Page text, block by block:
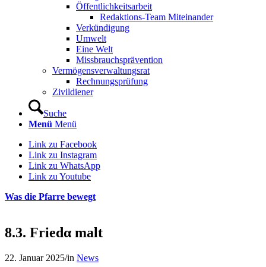
Öffentlichkeitsarbeit
Redaktions-Team Miteinander
Verkündigung
Umwelt
Eine Welt
Missbrauchsprävention
Vermögensverwaltungsrat
Rechnungsprüfung
Zivildiener
Suche
Menü Menü
Link zu Facebook
Link zu Instagram
Link zu WhatsApp
Link zu Youtube
Was die Pfarre bewegt
8.3. Friedα malt
22. Januar 2025/in News